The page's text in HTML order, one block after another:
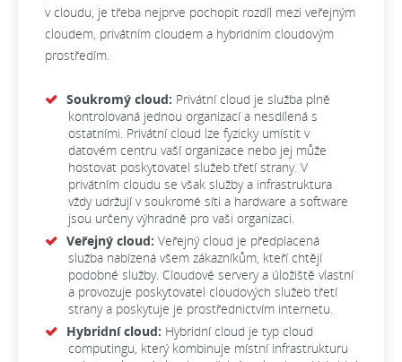
v cloudu, je třeba nejprve pochopit rozdíl mezi veřejným
cloudem, privátním cloudem a hybridním cloudovým
prostředím.
Soukromý cloud: Privátní cloud je služba plně
kontrolovaná jednou organizací a nesdílená s
ostatními. Privátní cloud lze fyzicky umístit v
datovém centru vaší organizace nebo jej může
hostovat poskytovatel služeb třetí strany. V
privátním cloudu se však služby a infrastruktura
vždy udržují v soukromé síti a hardware a software
jsou určeny výhradně pro vaši organizaci.
Veřejný cloud: Veřejný cloud je předplacená
služba nabízená všem zákazníkům, kteří chtějí
podobné služby. Cloudové servery a úložiště vlastní
a provozuje poskytovatel cloudových služeb třetí
strany a poskytuje je prostřednictvím internetu.
Hybridní cloud: Hybridní cloud je typ cloud
computingu, který kombinuje místní infrastrukturu